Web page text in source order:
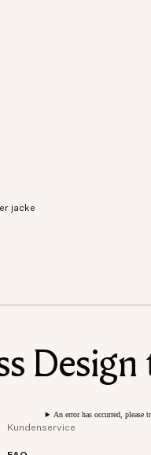
jacke
aus atmungsaktivem,
Gewebe.
An error has occurred, please
Kundenservice